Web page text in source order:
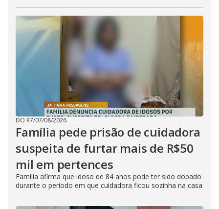
DO R7/07/08/2026
Família pede prisão de cuidadora
suspeita de furtar mais de R$50
mil em pertences
Família afirma que idoso de 84 anos pode ter sido dopado
durante o período em que cuidadora ficou sozinha na casa